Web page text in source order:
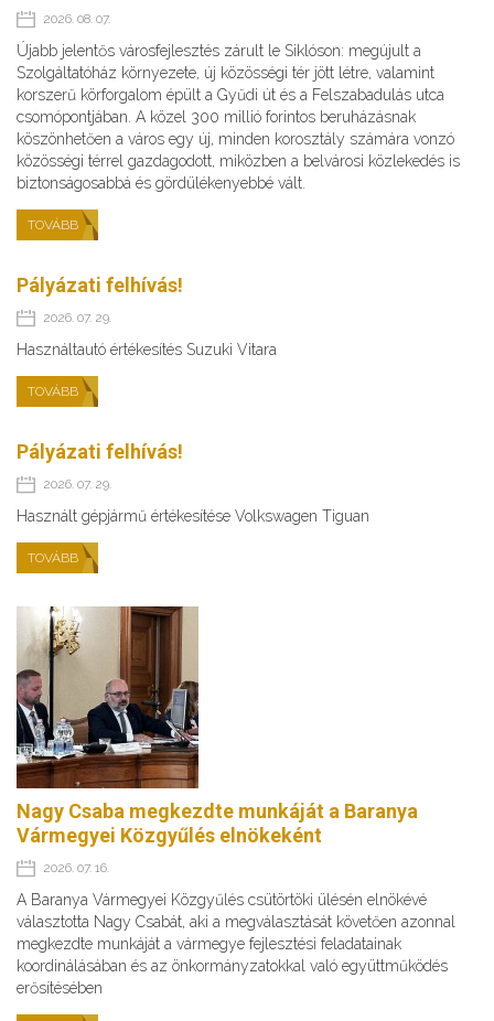
2026. 08. 07.
Újabb jelentős városfejlesztés zárult le Siklóson: megújult a
Szolgáltatóház környezete, új közösségi tér jött létre, valamint
korszerű körforgalom épült a Gyűdi út és a Felszabadulás utca
csomópontjában. A közel 300 millió forintos beruházásnak
köszönhetően a város egy új, minden korosztály számára vonzó
közösségi térrel gazdagodott, miközben a belvárosi közlekedés is
biztonságosabbá és gördülékenyebbé vált.
TOVÁBB
Pályázati felhívás!
2026. 07. 29.
Használtautó értékesítés Suzuki Vitara
TOVÁBB
Pályázati felhívás!
2026. 07. 29.
Használt gépjármű értékesítése Volkswagen Tiguan
TOVÁBB
Nagy Csaba megkezdte munkáját a Baranya
Vármegyei Közgyűlés elnökeként
2026. 07. 16.
A Baranya Vármegyei Közgyűlés csütörtöki ülésén elnökévé
választotta Nagy Csabát, aki a megválasztását követően azonnal
megkezdte munkáját a vármegye fejlesztési feladatainak
koordinálásában és az önkormányzatokkal való együttműködés
erősítésében